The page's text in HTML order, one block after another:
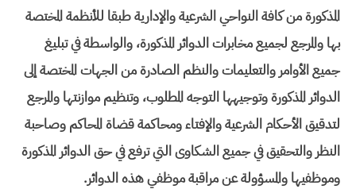
المذكورة من كافة النواحي الشرعية والإدارية طبقا للأنظمة المختصة
بها والمرجع لجميع مخابرات الدوائر المذكورة، والواسطة في تبليغ
جميع الأوامر والتعليمات والنظم الصادرة من الجهات المختصة إلى
الدوائر المذكورة وتوجيهها التوجه المطلوب، وتنظيم موازنتها والمرجع
لتدقيق الأحكام الشرعية والإفتاء ومحاكمة قضاة المحاكم وصاحبة
النظر والتحقيق في جميع الشكاوى التي ترفع في حق الدوائر المذكورة
وموظفيها والمسؤولة عن مراقبة موظفي هذه الدوائر.